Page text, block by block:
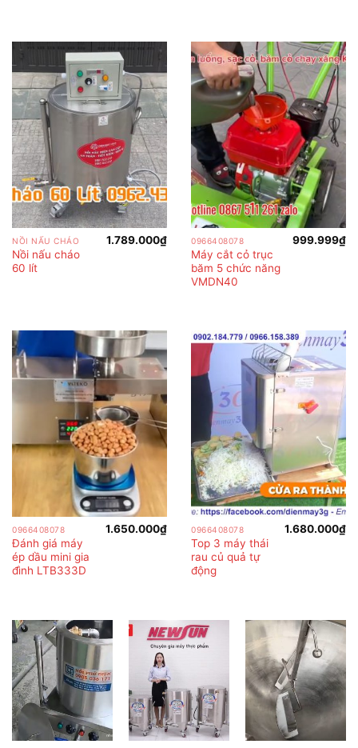
NỒI NẤU CHÁO
Nồi nấu cháo
60 lít
1.789.000₫ 0966408078
Máy cắt cỏ trục
băm 5 chức năng
VMDN40
999.999₫
0966408078
Đánh giá máy
ép dầu mini gia
đình LTB333D
1.650.000₫ 0966408078
Top 3 máy thái
rau củ quả tự
động
1.680.000₫